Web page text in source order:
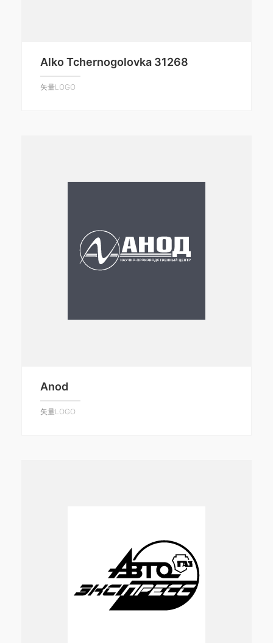
Alko Tchernogolovka 31268
矢量LOGO
Anod
矢量LOGO